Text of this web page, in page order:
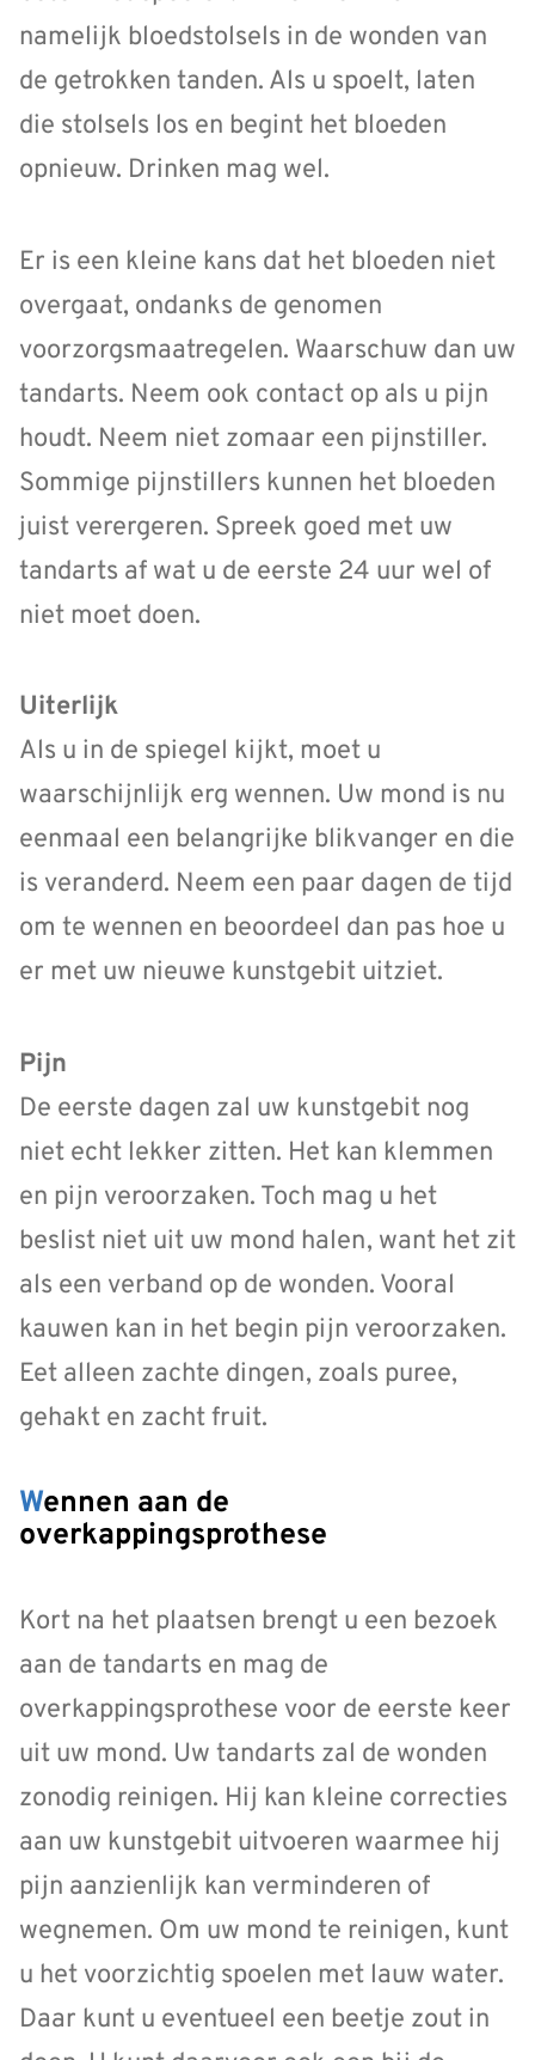
namelijk bloedstolsels in de wonden van
de getrokken tanden. Als u spoelt, laten
die stolsels los en begint het bloeden
opnieuw. Drinken mag wel.
Er is een kleine kans dat het bloeden niet
overgaat, ondanks de genomen
voorzorgsmaatregelen. Waarschuw dan uw
tandarts. Neem ook contact op als u pijn
houdt. Neem niet zomaar een pijnstiller.
Sommige pijnstillers kunnen het bloeden
juist verergeren. Spreek goed met uw
tandarts af wat u de eerste 24 uur wel of
niet moet doen.
Uiterlijk
Als u in de spiegel kijkt, moet u
waarschijnlijk erg wennen. Uw mond is nu
eenmaal een belangrijke blikvanger en die
is veranderd. Neem een paar dagen de tijd
om te wennen en beoordeel dan pas hoe u
er met uw nieuwe kunstgebit uitziet.
Pijn
De eerste dagen zal uw kunstgebit nog
niet echt lekker zitten. Het kan klemmen
en pijn veroorzaken. Toch mag u het
beslist niet uit uw mond halen, want het zit
als een verband op de wonden. Vooral
kauwen kan in het begin pijn veroorzaken.
Eet alleen zachte dingen, zoals puree,
gehakt en zacht fruit.
Wennen aan de
overkappingsprothese
Kort na het plaatsen brengt u een bezoek
aan de tandarts en mag de
overkappingsprothese voor de eerste keer
uit uw mond. Uw tandarts zal de wonden
zonodig reinigen. Hij kan kleine correcties
aan uw kunstgebit uitvoeren waarmee hij
pijn aanzienlijk kan verminderen of
wegnemen. Om uw mond te reinigen, kunt
u het voorzichtig spoelen met lauw water.
Daar kunt u eventueel een beetje zout in